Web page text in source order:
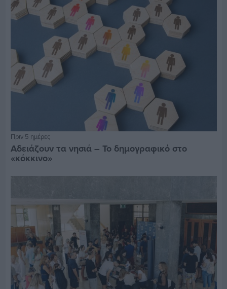
Πριν 5 ημέρες
Αδειάζουν τα νησιά – Το δημογραφικό στο
«κόκκινο»